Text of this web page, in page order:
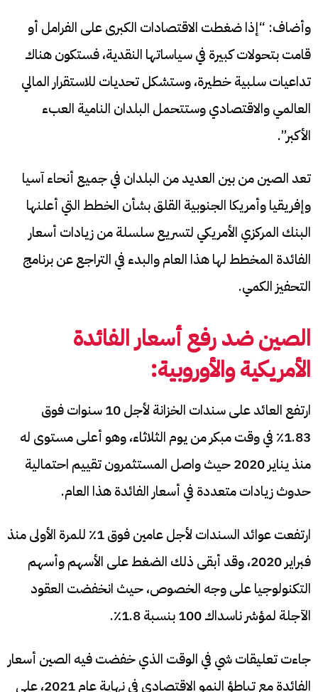
وأضاف: “إذا ضغطت الاقتصادات الكبرى على الفرامل أو
قامت بتحولات كبيرة في سياساتها النقدية، فستكون هناك
تداعيات سلبية خطيرة، وستشكل تحديات للاستقرار المالي
العالمي والاقتصادي وستتحمل البلدان النامية العبء
الأكبر”.
تعد الصين من بين العديد من البلدان في جميع أنحاء آسيا
وإفريقيا وأمريكا الجنوبية القلق بشأن الخطط التي أعلنها
البنك المركزي الأمريكي لتسريع سلسلة من زيادات أسعار
الفائدة المخطط لها هذا العام والبدء في التراجع عن برنامج
التحفيز الكمي.
الصين ضد رفع أسعار الفائدة
الأمريكية والأوروبية:
ارتفع العائد على سندات الخزانة لأجل 10 سنوات فوق
1.83٪ في وقت مبكر من يوم الثلاثاء، وهو أعلى مستوى له
منذ يناير 2020 حيث واصل المستثمرون تقييم احتمالية
حدوث زيادات متعددة في أسعار الفائدة هذا العام.
ارتفعت عوائد السندات لأجل عامين فوق 1٪ للمرة الأولى منذ
فبراير 2020، وقد أبقى ذلك الضغط على الأسهم وأسهم
التكنولوجيا على وجه الخصوص، حيث انخفضت العقود
الآجلة لمؤشر ناسداك 100 بنسبة 1.8٪.
جاءت تعليقات شي في الوقت الذي خفضت فيه الصين أسعار
الفائدة مع تباطؤ النمو الاقتصادي في نهاية عام 2021، على